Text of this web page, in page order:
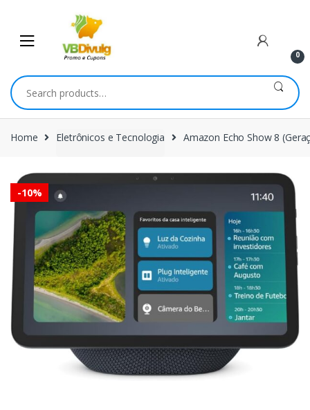
navigation
content
0
Search
for:
Home Eletrônicos e Tecnologia Amazon Echo Show 8
-10%